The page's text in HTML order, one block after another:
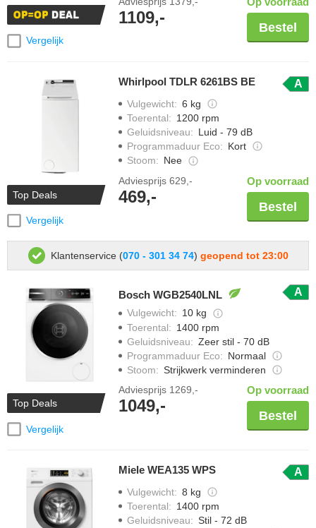
Vergelijk
1109,-
Bestel
Top Deals
Vergelijk
Whirlpool TDLR 6261BS BE A
Vulgewicht: 6 kg
Toerental: 1200 rpm
Geluidsniveau: Luid - 79 dB
Programmaduur Eco: Kort
Stoom: Nee
Adviesprijs 629,-
469,-
Op voorraad
Bestel
Klantenservice (070 - 301 34 74) geopend tot 23:00
Top Deals
Vergelijk
Bosch WGB2540LNL A
Vulgewicht: 10 kg
Toerental: 1400 rpm
Geluidsniveau: Zeer stil - 70 dB
Programmaduur Eco: Normaal
Stoom: Strijkwerk verminderen
Adviesprijs 1269,-
1049,-
Op voorraad
Bestel
Miele WEA135 WPS A
Vulgewicht: 8 kg
Toerental: 1400 rpm
Geluidsniveau: Stil - 72 dB